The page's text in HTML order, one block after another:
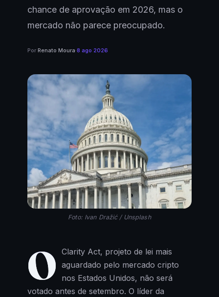
chance de aprovação em 2026, mas o
mercado não parece preocupado.
Por Renato Moura·8 ago 2026
Foto: Ivan Dražić / Unsplash
O Clarity Act, projeto de lei mais
aguardado pelo mercado cripto
nos Estados Unidos, não será
votado antes de setembro. O líder da